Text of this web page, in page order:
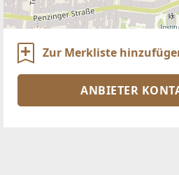
Zur Merkliste
ANBIETER